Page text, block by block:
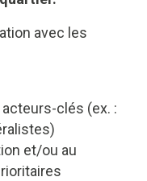
avec les
clés (ex. :
et/ou au